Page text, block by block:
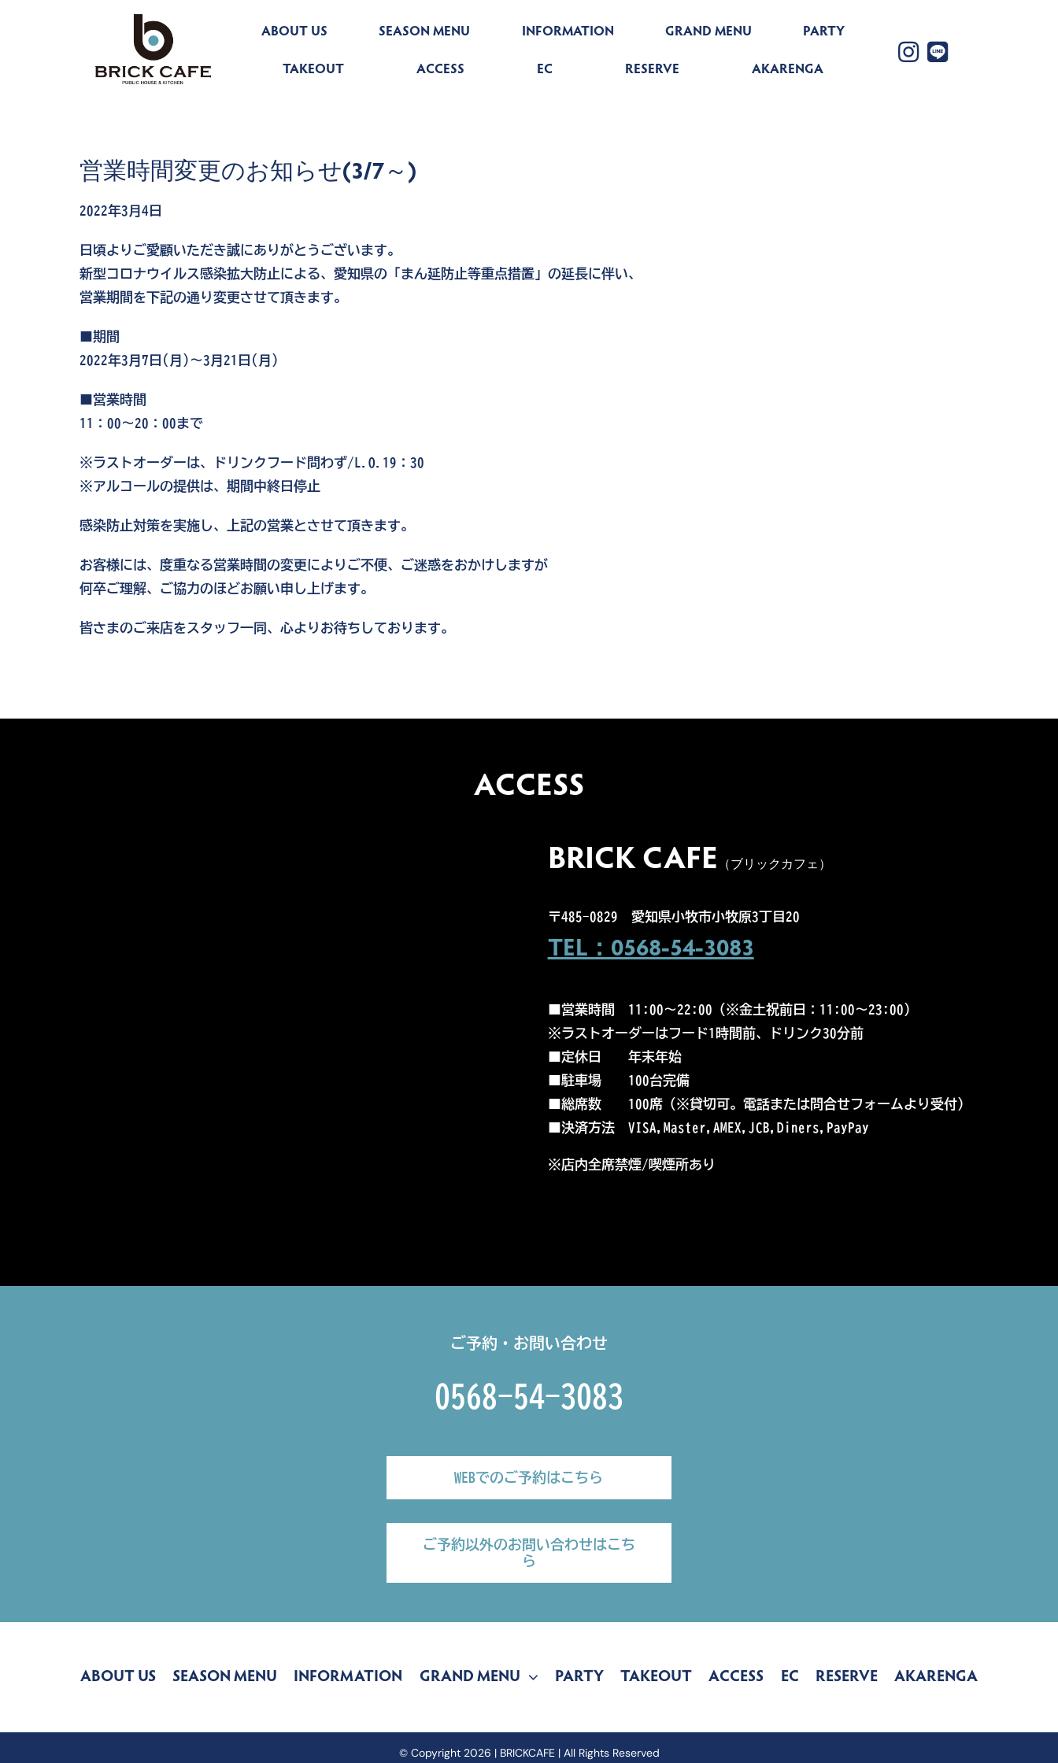
ABOUT US SEASON MENU INFORMATION GRAND MENU PARTY
TAKEOUT ACCESS EC RESERVE AKARENGA
営業時間変更のお知らせ(3/7～)
2022年3月4日
日頃よりご愛顧いただき誠にありがとうございます。
新型コロナウイルス感染拡大防止による、愛知県の「まん延防止等重点措置」の延長に伴い、
営業期間を下記の通り変更させて頂きます。
■期間
2022年3月7日(月)～3月21日(月)
■営業時間
11：00～20：00まで
※ラストオーダーは、ドリンクフード問わず/L.O.19：30
※アルコールの提供は、期間中終日停止
感染防止対策を実施し、上記の営業とさせて頂きます。
お客様には、度重なる営業時間の変更によりご不便、ご迷惑をおかけしますが
何卒ご理解、ご協力のほどお願い申し上げます。
皆さまのご来店をスタッフ一同、心よりお待ちしております。
ACCESS
BRICK CAFE （ブリックカフェ）
〒485-0829 愛知県小牧市小牧原3丁目20
TEL：0568-54-3083
■営業時間 11:00～22:00（ ※金土祝前日：11:00～23:00）
※ラストオーダーはフード1時間前、ドリンク30分前
定休日 年末年始
駐車場 100台完備
総席数 100席（※貸切可。電話または問合せフォームより受付）
決済方法 VISA,Master,AMEX,JCB,Diners,PayPay
※店内全席禁煙/喫煙所あり
ご予約・お問い合わせ
0568-54-3083
WEBでのご予約はこちら
ご予約以外のお問い合わせはこち
ら
ABOUT US SEASON MENU INFORMATION GRAND MENU PARTY TAKEOUT ACCESS EC RESERVE AKARENGA
© Copyright 2026 | BRICKCAFE | All Rights Reserved